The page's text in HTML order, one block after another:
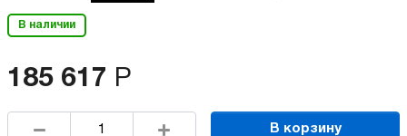
В наличии
185 617 Р
В корзину